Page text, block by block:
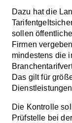
Dazu hat die
sollen
Firmen
mindestens die
Das gilt für
Die Kontrolle
Prüfstelle bei